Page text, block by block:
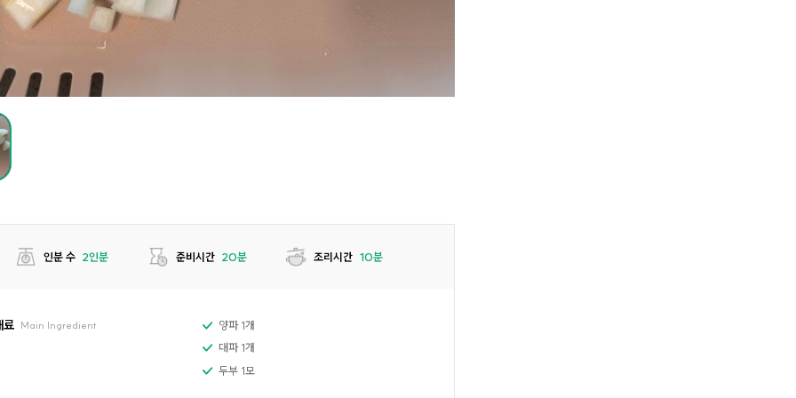
인분 수 2인분 준비시간 20분 조리시간 10분
료 Main Ingredient
양파 1개
대파 1개
두부 1모